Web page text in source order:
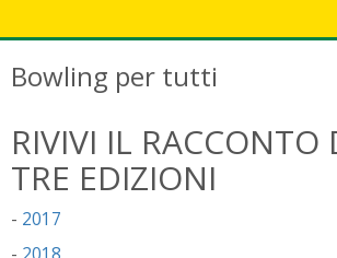
Bowling per tutti
RIVIVI IL RACCONTO
TRE EDIZIONI
- 2017